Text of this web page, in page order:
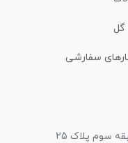
گل
سفارشی
سوم پلاک 25